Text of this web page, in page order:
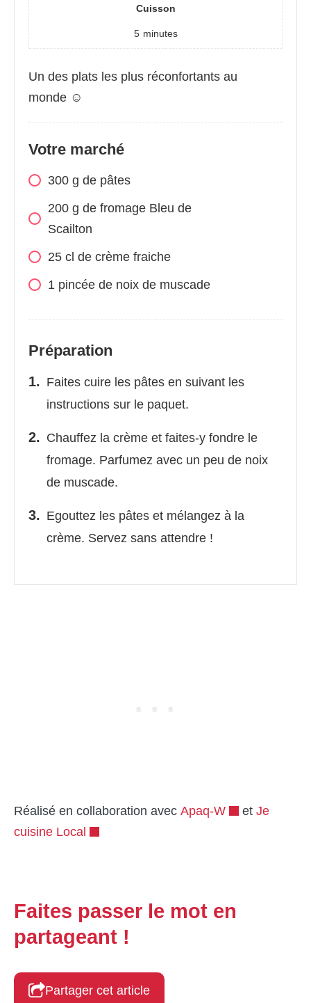
Cuisson
5 minutes
Un des plats les plus réconfortants au
monde ☺
Votre marché
300 g de pâtes
200 g de fromage Bleu de
Scailton
25 cl de crème fraiche
1 pincée de noix de muscade
Préparation
Faites cuire les pâtes en suivant les
instructions sur le paquet.
Chauffez la crème et faites-y fondre le
fromage. Parfumez avec un peu de noix
de muscade.
Egouttez les pâtes et mélangez à la
crème. Servez sans attendre !
Réalisé en collaboration avec Apaq-W et Je
cuisine Local
Faites passer le mot en
partageant !
Partager cet article